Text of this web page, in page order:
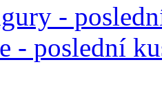
-
- poslední